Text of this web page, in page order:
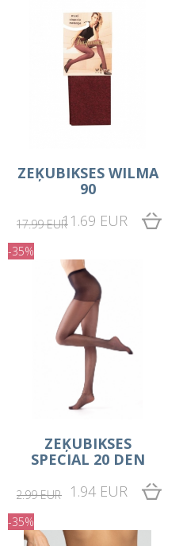
ZEĶUBIKSES WILMA
90
17.99 EUR11.69 EUR
-35%
ZEĶUBIKSES
SPECIAL 20 DEN
2.99 EUR 1.94 EUR
-35%